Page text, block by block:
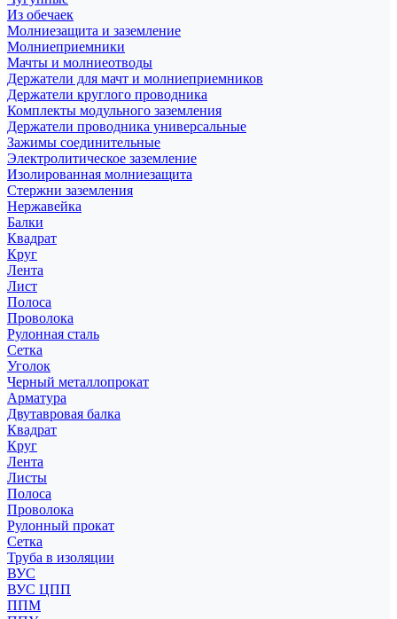
Из обечаек
Молниезащита и заземление
Молниеприемники
Мачты и молниеотводы
Держатели для мачт и молниеприемников
Держатели круглого проводника
Комплекты модульного заземления
Держатели проводника универсальные
Зажимы соединительные
Электролитическое заземление
Изолированная молниезащита
Стержни заземления
Нержавейка
Балки
Квадрат
Круг
Лента
Лист
Полоса
Проволока
Рулонная сталь
Сетка
Уголок
Черный металлопрокат
Арматура
Двутавровая балка
Квадрат
Круг
Лента
Листы
Полоса
Проволока
Рулонный прокат
Сетка
Труба в изоляции
ВУС
ВУС ЦПП
ППМ